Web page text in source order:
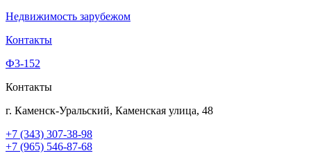
Недвижимость зарубежом
Контакты
Ф3-152
Контакты
г. Каменск-Уральский, Каменская улица, 48
+7 (343) 307-38-98
+7 (965) 546-87-68